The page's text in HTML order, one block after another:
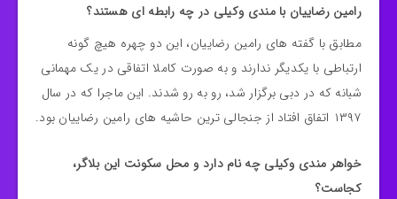
رامین رضاییان با مندی وکیلی در چه رابطه ای هستند؟
مطابق با گفته های رامین رضاییان، این دو چهره هیچ گونه
ارتباطی با یکدیگر ندارند و به صورت کاملا اتفاقی در یک مهمانی
شبانه که در دبی برگزار شد، رو به رو شدند. این ماجرا که در سال
۱۳۹۷ اتفاق افتاد از جنجالی ترین حاشیه های رامین رضاییان بود.
خواهر مندی وکیلی چه نام دارد و محل سکونت این بلاگر،
کجاست؟